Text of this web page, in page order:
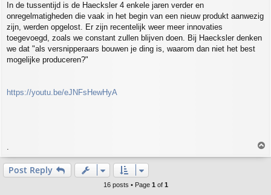
In de tussentijd is de Haecksler 4 enkele jaren verder en
onregelmatigheden die vaak in het begin van een nieuw produkt aanwezig
zijn, werden opgelost. Er zijn recentelijk weer meer innovaties
toegevoegd, zoals we constant zullen blijven doen. Bij Haecksler denken
we dat "als versnipperaars bouwen je ding is, waarom dan niet het best
mogelijke produceren?"
https://youtu.be/eJNFsHewHyA
.
o
Post Reply
16 posts • Page 1 of 1